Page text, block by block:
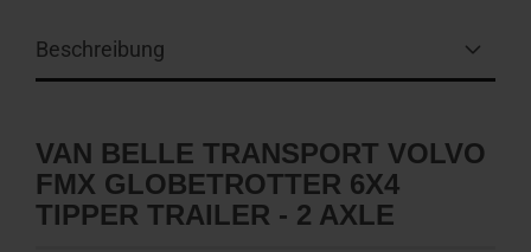
Beschreibung
VAN BELLE TRANSPORT VOLVO
FMX GLOBETROTTER 6X4
TIPPER TRAILER - 2 AXLE